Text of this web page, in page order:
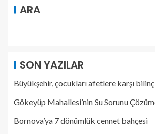
ARA
SON YAZILAR
Büyükşehir, çocukları afetlere karşı
Gökeyüp Mahallesi’nin Su Sorunu
Bornova’ya 7 dönümlük cennet bahçesi